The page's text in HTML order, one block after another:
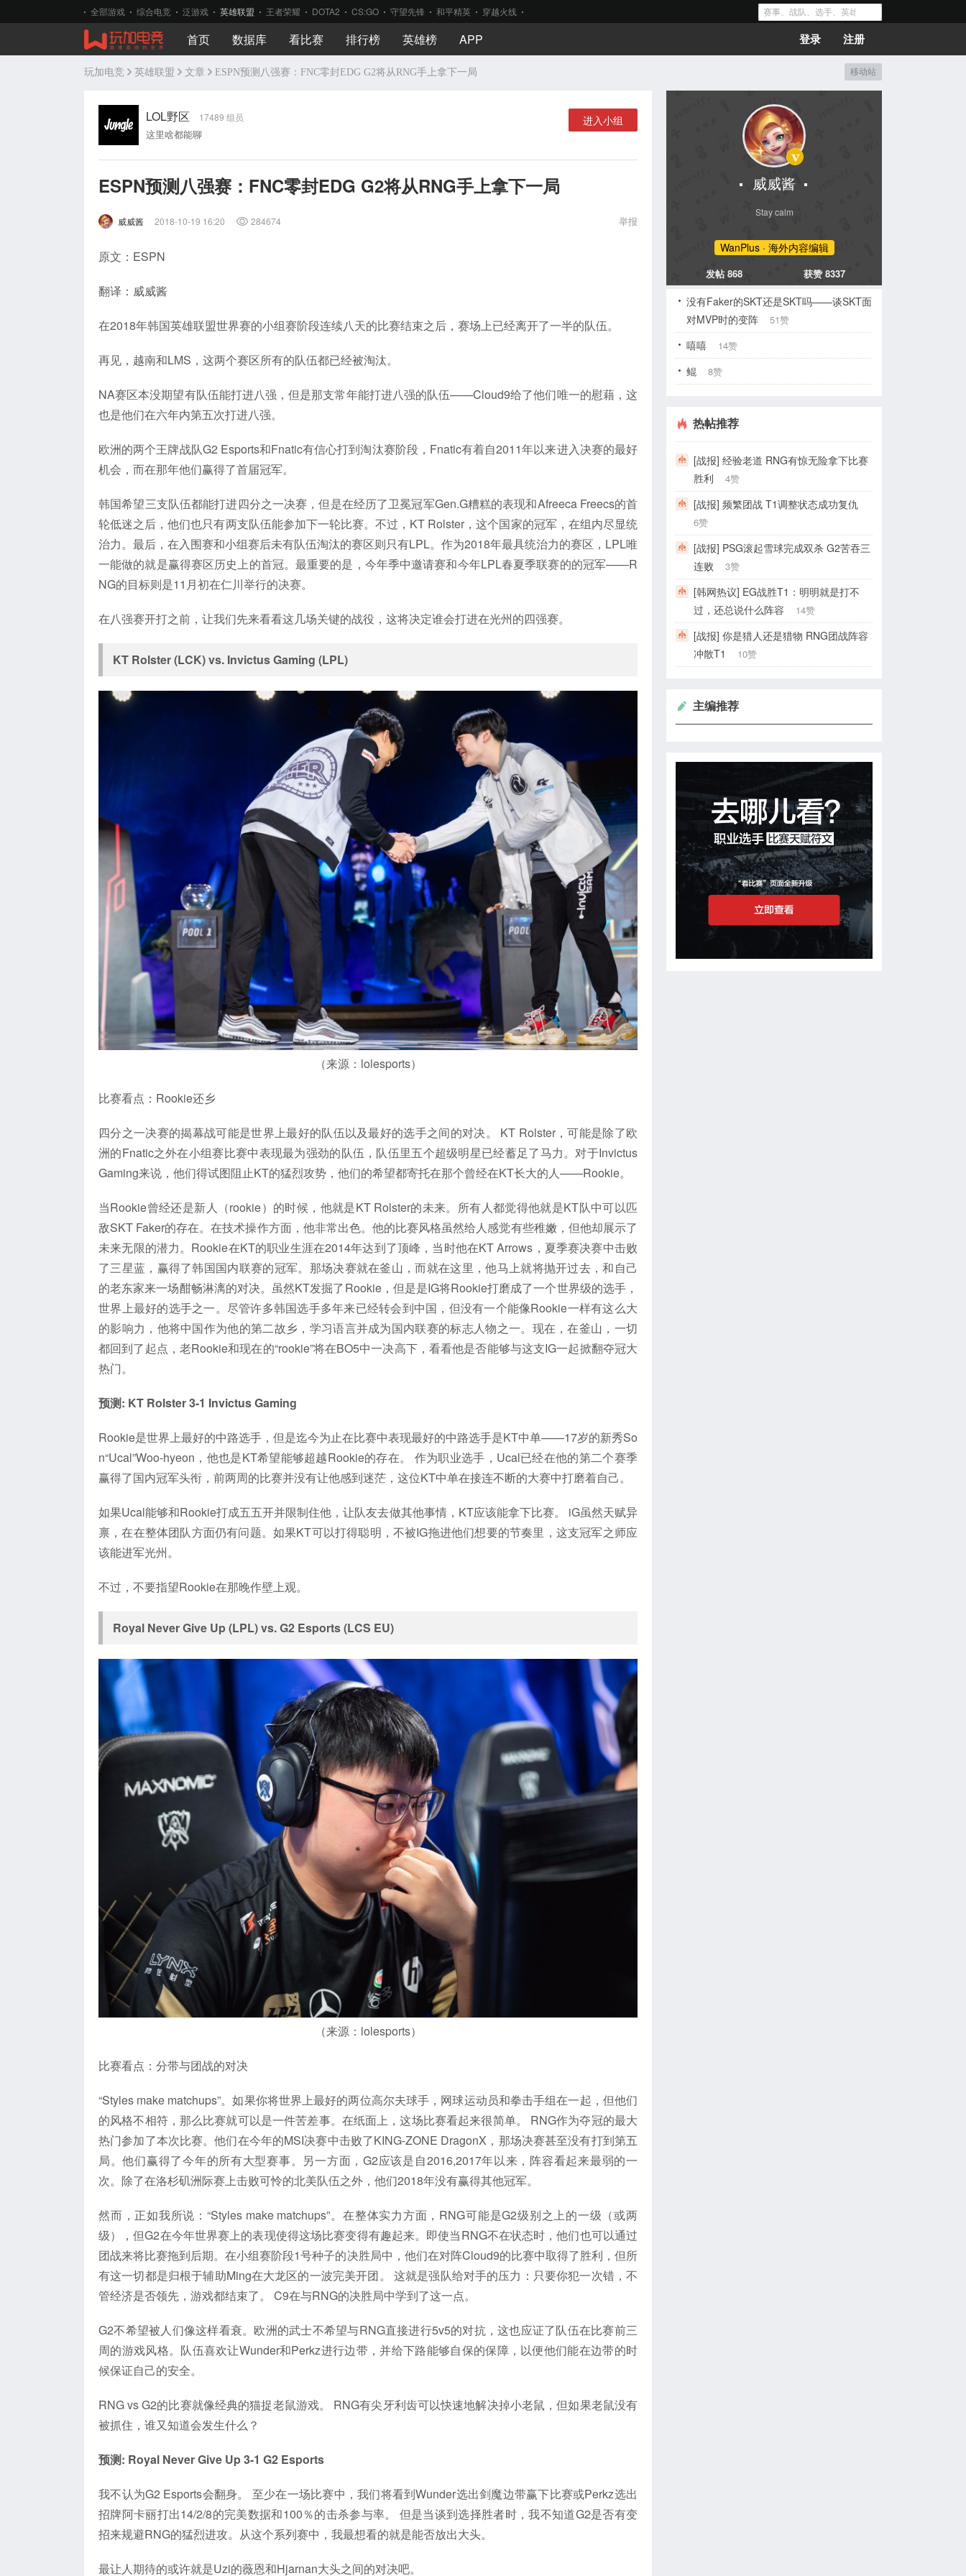
全部游戏 综合电竞 泛游戏 英雄联盟 王者荣耀 DOTA2 CS:GO 守望先锋 和平精英 穿越火线
首页 数据库 看比赛 排行榜 英雄榜 APP 登录 注册
玩加电竞 英雄联盟 文章 ESPN预测八强赛：FNC零封EDG G2将从RNG手上拿下一局 移动站
LOL野区 17489 组员
这里啥都能聊
进入小组
ESPN预测八强赛：FNC零封EDG G2将从RNG手上拿下一局
威威酱 2018-10-19 16:20 284674 举报
原文：ESPN
翻译：威威酱
在2018年韩国英雄联盟世界赛的小组赛阶段连续八天的比赛结束之后，赛场上已经离开了一半的队伍。
再见，越南和LMS，这两个赛区所有的队伍都已经被淘汰。
NA赛区本没期望有队伍能打进八强，但是那支常年能打进八强的队伍——Cloud9给了他们唯一的慰藉，这
也是他们在六年内第五次打进八强。
欧洲的两个王牌战队G2 Esports和Fnatic有信心打到淘汰赛阶段，Fnatic有着自2011年以来进入决赛的最好
机会，而在那年他们赢得了首届冠军。
韩国希望三支队伍都能打进四分之一决赛，但是在经历了卫冕冠军Gen.G糟糕的表现和Afreeca Freecs的首
轮低迷之后，他们也只有两支队伍能参加下一轮比赛。不过，KT Rolster，这个国家的冠军，在组内尽显统
治力。最后，在入围赛和小组赛后未有队伍淘汰的赛区则只有LPL。作为2018年最具统治力的赛区，LPL唯
一能做的就是赢得赛区历史上的首冠。最重要的是，今年季中邀请赛和今年LPL春夏季联赛的的冠军——R
NG的目标则是11月初在仁川举行的决赛。
在八强赛开打之前，让我们先来看看这几场关键的战役，这将决定谁会打进在光州的四强赛。
KT Rolster (LCK) vs. Invictus Gaming (LPL)
（来源：lolesports）
比赛看点：Rookie还乡
四分之一决赛的揭幕战可能是世界上最好的队伍以及最好的选手之间的对决。 KT Rolster，可能是除了欧
洲的Fnatic之外在小组赛比赛中表现最为强劲的队伍，队伍里五个超级明星已经蓄足了马力。对于Invictus
Gaming来说，他们得试图阻止KT的猛烈攻势，他们的希望都寄托在那个曾经在KT长大的人——Rookie。
当Rookie曾经还是新人（rookie）的时候，他就是KT Rolster的未来。所有人都觉得他就是KT队中可以匹
敌SKT Faker的存在。在技术操作方面，他非常出色。他的比赛风格虽然给人感觉有些稚嫩，但他却展示了
未来无限的潜力。Rookie在KT的职业生涯在2014年达到了顶峰，当时他在KT Arrows，夏季赛决赛中击败
了三星蓝，赢得了韩国国内联赛的冠军。那场决赛就在釜山，而就在这里，他马上就将抛开过去，和自己
的老东家来一场酣畅淋漓的对决。虽然KT发掘了Rookie，但是是IG将Rookie打磨成了一个世界级的选手，
世界上最好的选手之一。尽管许多韩国选手多年来已经转会到中国，但没有一个能像Rookie一样有这么大
的影响力，他将中国作为他的第二故乡，学习语言并成为国内联赛的标志人物之一。现在，在釜山，一切
都回到了起点，老Rookie和现在的“rookie”将在BO5中一决高下，看看他是否能够与这支IG一起掀翻夺冠大
热门。
预测: KT Rolster 3-1 Invictus Gaming
Rookie是世界上最好的中路选手，但是迄今为止在比赛中表现最好的中路选手是KT中单——17岁的新秀So
n“Ucal”Woo-hyeon，他也是KT希望能够超越Rookie的存在。 作为职业选手，Ucal已经在他的第二个赛季
赢得了国内冠军头衔，前两周的比赛并没有让他感到迷茫，这位KT中单在接连不断的大赛中打磨着自己。
如果Ucal能够和Rookie打成五五开并限制住他，让队友去做其他事情，KT应该能拿下比赛。 iG虽然天赋异
禀，在在整体团队方面仍有问题。如果KT可以打得聪明，不被IG拖进他们想要的节奏里，这支冠军之师应
该能进军光州。
不过，不要指望Rookie在那晚作壁上观。
Royal Never Give Up (LPL) vs. G2 Esports (LCS EU)
（来源：lolesports）
比赛看点：分带与团战的对决
“Styles make matchups”。如果你将世界上最好的两位高尔夫球手，网球运动员和拳击手组在一起，但他们
的风格不相符，那么比赛就可以是一件苦差事。在纸面上，这场比赛看起来很简单。 RNG作为夺冠的最大
热门参加了本次比赛。他们在今年的MSI决赛中击败了KING-ZONE DragonX，那场决赛甚至没有打到第五
局。他们赢得了今年的所有大型赛事。另一方面，G2应该是自2016,2017年以来，阵容看起来最弱的一
次。除了在洛杉矶洲际赛上击败可怜的北美队伍之外，他们2018年没有赢得其他冠军。
然而，正如我所说：“Styles make matchups”。在整体实力方面，RNG可能是G2级别之上的一级（或两
级），但G2在今年世界赛上的表现使得这场比赛变得有趣起来。即使当RNG不在状态时，他们也可以通过
团战来将比赛拖到后期。在小组赛阶段1号种子的决胜局中，他们在对阵Cloud9的比赛中取得了胜利，但所
有这一切都是归根于辅助Ming在大龙区的一波完美开团。 这就是强队给对手的压力：只要你犯一次错，不
管经济是否领先，游戏都结束了。 C9在与RNG的决胜局中学到了这一点。
G2不希望被人们像这样看衰。欧洲的武士不希望与RNG直接进行5v5的对抗，这也应证了队伍在比赛前三
周的游戏风格。队伍喜欢让Wunder和Perkz进行边带，并给下路能够自保的保障，以便他们能在边带的时
候保证自己的安全。
RNG vs G2的比赛就像经典的猫捉老鼠游戏。 RNG有尖牙利齿可以快速地解决掉小老鼠，但如果老鼠没有
被抓住，谁又知道会发生什么？
预测: Royal Never Give Up 3-1 G2 Esports
我不认为G2 Esports会翻身。 至少在一场比赛中，我们将看到Wunder选出剑魔边带赢下比赛或Perkz选出
招牌阿卡丽打出14/2/8的完美数据和100％的击杀参与率。 但是当谈到选择胜者时，我不知道G2是否有变
招来规避RNG的猛烈进攻。从这个系列赛中，我最想看的就是能否放出大头。
最让人期待的或许就是Uzi的薇恩和Hjarnan大头之间的对决吧。
威威酱
Stay calm
WanPlus · 海外内容编辑
发帖 868 获赞 8337
没有Faker的SKT还是SKT吗——谈SKT面
对MVP时的变阵
51赞
嘻嘻 14赞
鲲 8赞
热帖推荐
[战报] 经验老道 RNG有惊无险拿下比赛
胜利
4赞
[战报] 频繁团战 T1调整状态成功复仇
6赞
[战报] PSG滚起雪球完成双杀 G2苦吞三
连败
3赞
[韩网热议] EG战胜T1：明明就是打不
过，还总说什么阵容
14赞
[战报] 你是猎人还是猎物 RNG团战阵容
冲散T1
10赞
主编推荐